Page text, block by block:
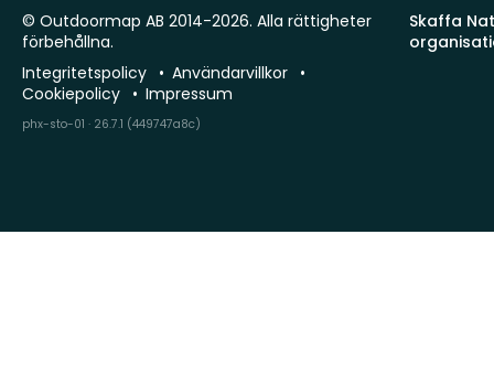
Skaffa
© Outdoormap AB 2014-2026. Alla rättigheter
förbehållna.
Integritetspolicy
Användarvillkor
Cookiepolicy
Impressum
phx-sto-01 · 26.7.1 (449747a8c)